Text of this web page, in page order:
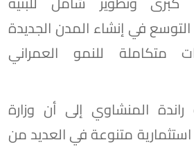
التوسع في إنشاء المدن الجديدة
متكاملة للنمو العمراني
المنشاوي إلى أن وزارة
متنوعة في العديد من